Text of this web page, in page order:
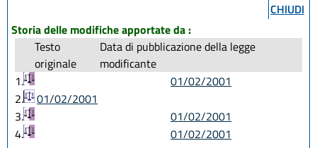
CHIUDI
Storia delle modifiche apportate da :
Testo
originale
Data di pubblicazione della legge
modificante
1.
01/02/2001
2.
01/02/2001
3.
01/02/2001
4.
01/02/2001